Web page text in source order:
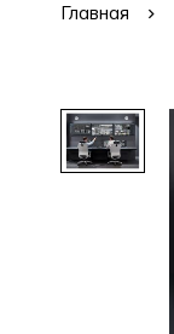
Главная